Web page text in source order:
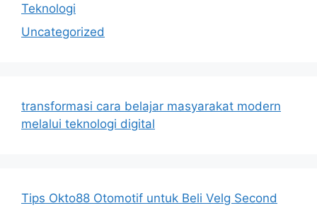
Teknologi
Uncategorized
transformasi cara belajar masyarakat modern
melalui teknologi digital
Tips Okto88 Otomotif untuk Beli Velg Second